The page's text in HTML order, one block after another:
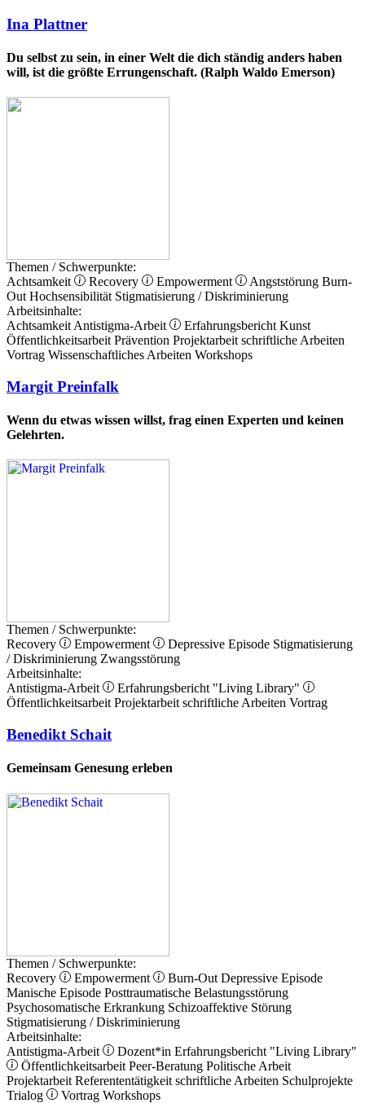
Ina Plattner
Du selbst zu sein, in einer Welt die dich ständig anders haben
will, ist die größte Errungenschaft. (Ralph Waldo Emerson)
Themen / Schwerpunkte:
Achtsamkeit
Recovery Empowerment Angststörung Burn-
Out Hochsensibilität Stigmatisierung / Diskriminierung
Arbeitsinhalte:
Achtsamkeit Antistigma-Arbeit Erfahrungsbericht Kunst
Öffentlichkeitsarbeit Prävention Projektarbeit schriftliche Arbeiten
Vortrag Wissenschaftliches Arbeiten Workshops
Margit Preinfalk
Wenn du etwas wissen willst, frag einen Experten und keinen
Gelehrten.
Themen / Schwerpunkte:
Recovery
Empowerment Depressive Episode Stigmatisierung
/ Diskriminierung Zwangsstörung
Arbeitsinhalte:
Antistigma-Arbeit
Erfahrungsbericht "Living Library"
Öffentlichkeitsarbeit Projektarbeit schriftliche Arbeiten Vortrag
Benedikt Schait
Gemeinsam Genesung erleben
Themen / Schwerpunkte:
Recovery
Empowerment Burn-Out Depressive Episode
Manische Episode Posttraumatische Belastungsstörung
Psychosomatische Erkrankung Schizoaffektive Störung
Stigmatisierung / Diskriminierung
Arbeitsinhalte:
Antistigma-Arbeit
Dozent*in Erfahrungsbericht "Living Library"
Öffentlichkeitsarbeit Peer-Beratung Politische Arbeit
Projektarbeit Referententätigkeit schriftliche Arbeiten Schulprojekte
Trialog
Vortrag Workshops